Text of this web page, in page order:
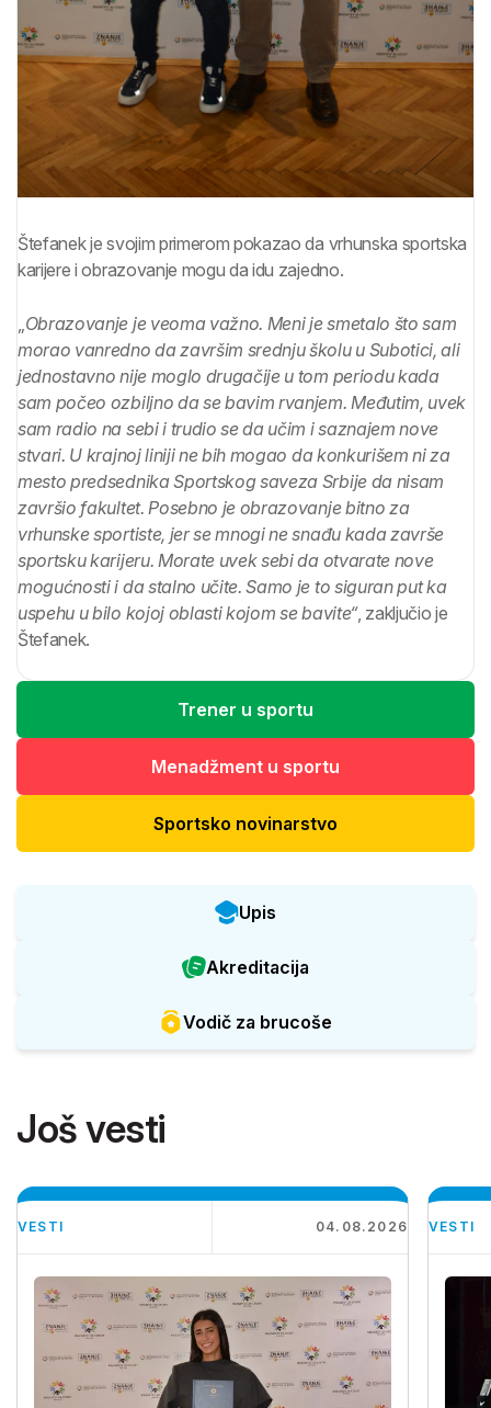
Štefanek je svojim primerom pokazao da vrhunska sportska
karijere i obrazovanje mogu da idu zajedno.
Obrazovanje je veoma važno. Meni je smetalo što sam
morao vanredno da završim srednju školu u Subotici, ali
jednostavno nije moglo drugačije u tom periodu kada
sam počeo ozbiljno da se bavim rvanjem. Međutim, uvek
sam radio na sebi i trudio se da učim i saznajem nove
stvari. U krajnoj liniji ne bih mogao da konkurišem ni za
mesto predsednika Sportskog saveza Srbije da nisam
završio fakultet. Posebno je obrazovanje bitno za
vrhunske sportiste, jer se mnogi ne snađu kada završe
sportsku karijeru. Morate uvek sebi da otvarate nove
mogućnosti i da stalno učite. Samo je to siguran put ka
uspehu u bilo kojoj oblasti kojom se bavite“, zaključio je
Štefanek.
Trener u sportu
Menadžment u sportu
Sportsko novinarstvo
Upis
Akreditacija
Vodič za brucoše
Još vesti
VESTI 04.08.2026 VESTI